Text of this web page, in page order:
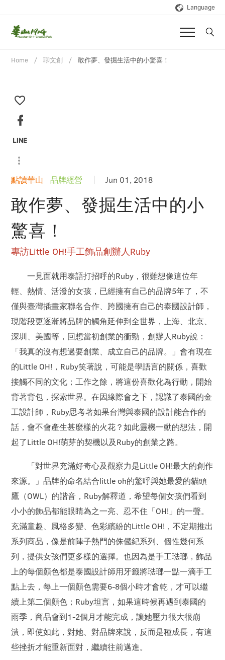
Language
Home 聊文創 敢作夢、發掘生活中的小驚喜！
點讀華山 品牌經營 Jun 01, 2018
敢作夢、發掘生活中的小
驚喜！
專訪Little OH!手工飾品創辦人Ruby
一見面就用泰語打招呼的Ruby，很難想像這位年
輕、熱情、活潑的女孩，已經擁有自己的品牌5年了，不
僅與臺灣插畫家聯名合作、跨國擁有自己的泰國設計師，
現階段更逐漸將品牌的觸角延伸到全世界，上海、北京、
深圳、美國等，回想當初創業的衝勁，創辦人Ruby說：
「我真的沒有想過要創業、成立自己的品牌。」會有現在
的Little OH!，Ruby笑著說，可能是學語言的關係，喜歡
接觸不同的文化；工作之餘，將這份喜歡化為行動，開始
背著背包，探索世界。在因緣際會之下，認識了泰國的金
工設計師，Ruby思考著如果台灣與泰國的設計能合作的
話，會不會產生甚麼樣的火花？如此靈機一動的想法，開
起了Little OH!萌芽的契機以及Ruby的創業之路。
「對世界充滿好奇心及觀察力是Little OH!最大的創作
來源。」品牌的命名結合little oh的驚呼與她最愛的貓頭
鷹（OWL）的諧音，Ruby解釋道，希望每個女孩們看到
小小的飾品都能眼睛為之一亮、忍不住「OH!」的一聲。
充滿童趣、風格多變、色彩繽紛的Little OH!，不定期推出
系列商品，像是前陣子熱門的侏儸紀系列、個性幾何系
列，提供女孩們更多樣的選擇。也因為是手工琺瑯，飾品
上的每個顏色都是泰國設計師用牙籤將琺瑯一點一滴手工
點上去，每上一個顏色需要6-8個小時才會乾，才可以繼
續上第二個顏色；Ruby坦言，如果這時候再遇到泰國的
雨季，商品會到1-2個月才能完成，讓她壓力很大很崩
潰，即使如此，對她、對品牌來說，反而是種成長，有這
些挫折才能重新面對，繼續往前邁進。